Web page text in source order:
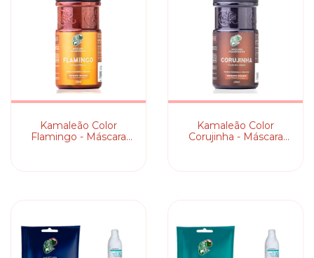
Kamaleão Color
Flamingo - Máscara
Kamaleão Color
Corujinha - Máscara